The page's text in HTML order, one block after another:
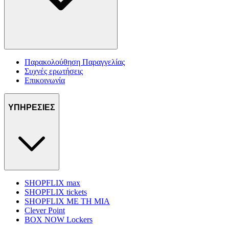
Παρακολούθηση Παραγγελίας
Συχνές ερωτήσεις
Επικοινωνία
ΥΠΗΡΕΣΙΕΣ
SHOPFLIX max
SHOPFLIX tickets
SHOPFLIX ΜΕ ΤΗ ΜΙΑ
Clever Point
BOX NOW Lockers